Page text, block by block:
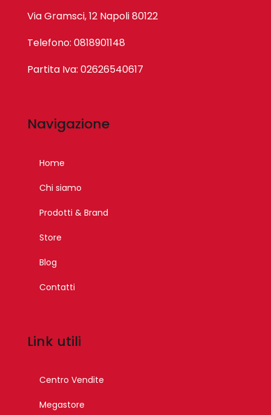
Via Gramsci, 12 Napoli 80122
Telefono: 0818901148
Partita Iva: 02626540617
Navigazione
Home
Chi siamo
Prodotti & Brand
Store
Blog
Contatti
Link utili
Centro Vendite
Megastore